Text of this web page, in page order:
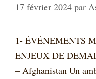
17 février 2024 par
1- ÉVÉNEMENTS
ENJEUX DE
– Afghanistan Un